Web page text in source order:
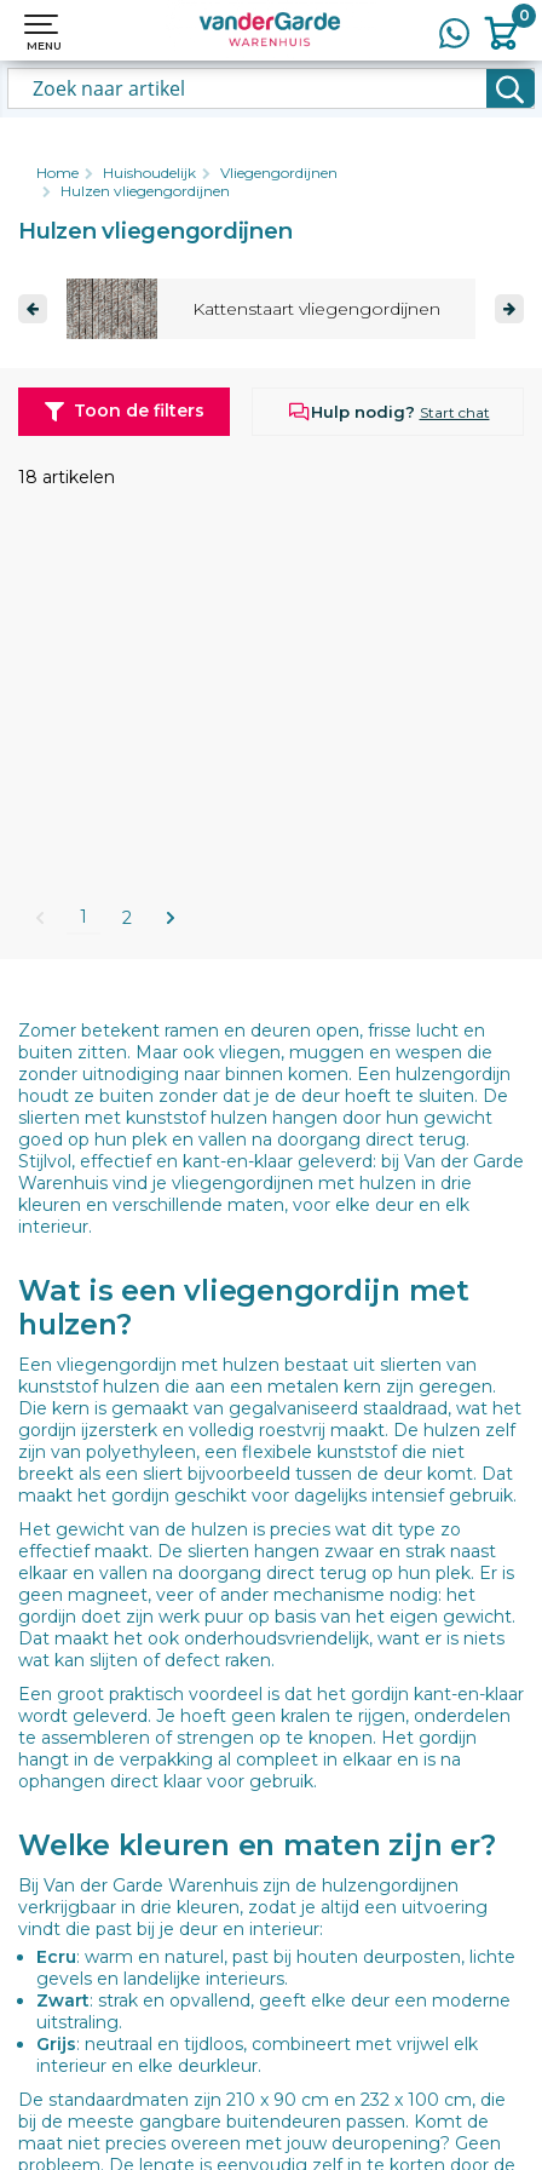
0
MENU
0
MENU
Home Huishoudelijk
Vliegengordijnen
Hulzen vliegengordijnen
Hulzen vliegengordijnen
Kattenstaart vliegengordijnen
Hulp nodig? Start chat
18 artikelen
1 2
Toon de filters
Zomer betekent ramen en deuren open, frisse lucht en
buiten zitten. Maar ook vliegen, muggen en wespen die
zonder uitnodiging naar binnen komen. Een hulzengordijn
houdt ze buiten zonder dat je de deur hoeft te sluiten. De
slierten met kunststof hulzen hangen door hun gewicht
goed op hun plek en vallen na doorgang direct terug.
Stijlvol, effectief en kant-en-klaar geleverd: bij Van der Garde
Warenhuis vind je vliegengordijnen met hulzen in drie
kleuren en verschillende maten, voor elke deur en elk
interieur.
Wat is een vliegengordijn met
hulzen?
Een vliegengordijn met hulzen bestaat uit slierten van
kunststof hulzen die aan een metalen kern zijn geregen.
Die kern is gemaakt van gegalvaniseerd staaldraad, wat het
gordijn ijzersterk en volledig roestvrij maakt. De hulzen zelf
zijn van polyethyleen, een flexibele kunststof die niet
breekt als een sliert bijvoorbeeld tussen de deur komt. Dat
maakt het gordijn geschikt voor dagelijks intensief gebruik.
Het gewicht van de hulzen is precies wat dit type zo
effectief maakt. De slierten hangen zwaar en strak naast
elkaar en vallen na doorgang direct terug op hun plek. Er is
geen magneet, veer of ander mechanisme nodig: het
gordijn doet zijn werk puur op basis van het eigen gewicht.
Dat maakt het ook onderhoudsvriendelijk, want er is niets
wat kan slijten of defect raken.
Een groot praktisch voordeel is dat het gordijn kant-en-klaar
wordt geleverd. Je hoeft geen kralen te rijgen, onderdelen
te assembleren of strengen op te knopen. Het gordijn
hangt in de verpakking al compleet in elkaar en is na
ophangen direct klaar voor gebruik.
Welke kleuren en maten zijn er?
Bij Van der Garde Warenhuis zijn de hulzengordijnen
verkrijgbaar in drie kleuren, zodat je altijd een uitvoering
vindt die past bij je deur en interieur:
Ecru: warm en naturel, past bij houten deurposten, lichte
gevels en landelijke interieurs.
Zwart: strak en opvallend, geeft elke deur een moderne
uitstraling.
Grijs: neutraal en tijdloos, combineert met vrijwel elk
interieur en elke deurkleur.
De standaardmaten zijn 210 x 90 cm en 232 x 100 cm, die
bij de meeste gangbare buitendeuren passen. Komt de
maat niet precies overeen met jouw deuropening? Geen
probleem. De lengte is eenvoudig zelf in te korten door de